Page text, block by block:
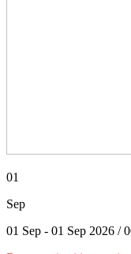
01
Sep
01 Sep - 01 Sep 2026 /